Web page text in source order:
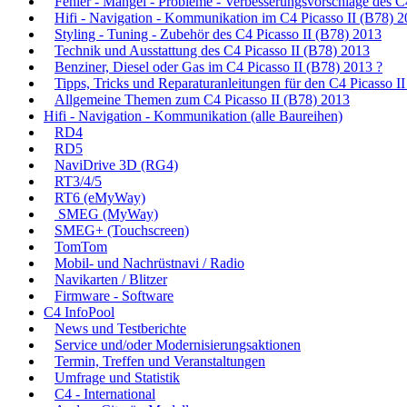
Hifi - Navigation - Kommunikation im C4 Picasso II (B78)
Styling - Tuning - Zubehör des C4 Picasso II (B78) 2013
Technik und Ausstattung des C4 Picasso II (B78) 2013
Benziner, Diesel oder Gas im C4 Picasso II (B78) 2013 ?
Tipps, Tricks und Reparaturanleitungen für den C4 Picasso
Allgemeine Themen zum C4 Picasso II (B78) 2013
Hifi - Navigation - Kommunikation (alle Baureihen)
RD4
RD5
NaviDrive 3D (RG4)
RT3/4/5
RT6 (eMyWay)
SMEG (MyWay)
SMEG+ (Touchscreen)
TomTom
Mobil- und Nachrüstnavi / Radio
Navikarten / Blitzer
Firmware - Software
C4 InfoPool
News und Testberichte
Service und/oder Modernisierungsaktionen
Termin, Treffen und Veranstaltungen
Umfrage und Statistik
C4 - International